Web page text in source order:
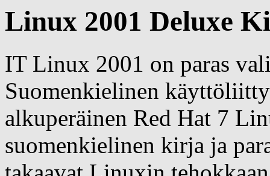
Linux 2001 Deluxe
IT Linux 2001 on paras
Suomenkielinen
alkuperäinen Red Hat 7
suomenkielinen kirja ja